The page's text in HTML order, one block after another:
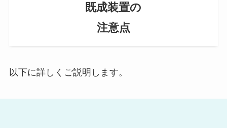
既成装置の
注意点
以下に詳しくご説明します。